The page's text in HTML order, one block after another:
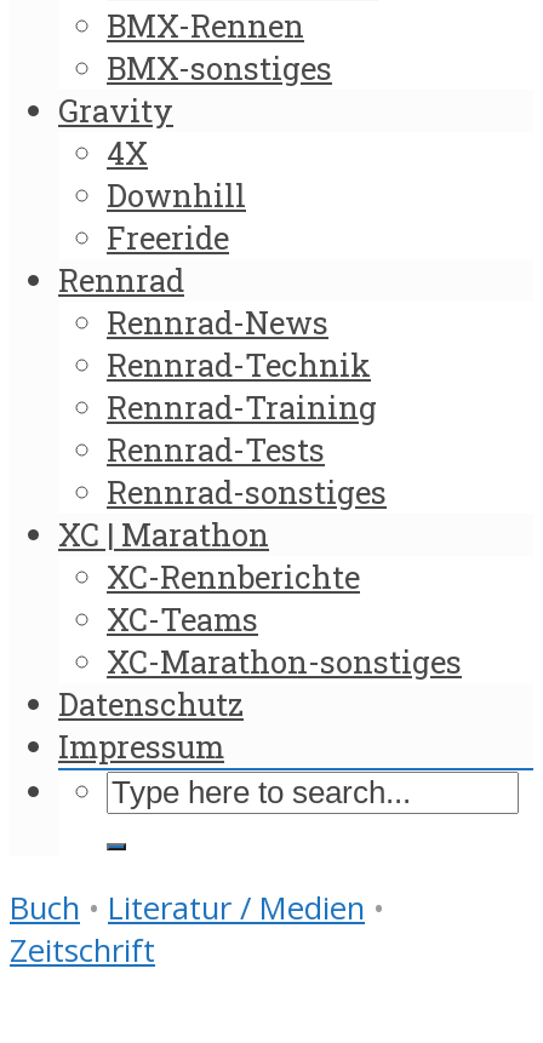
BMX-Rennen
BMX-sonstiges
Gravity
4X
Downhill
Freeride
Rennrad
Rennrad-News
Rennrad-Technik
Rennrad-Training
Rennrad-Tests
Rennrad-sonstiges
XC | Marathon
XC-Rennberichte
XC-Teams
XC-Marathon-sonstiges
Datenschutz
Impressum
Buch • Literatur / Medien •
Zeitschrift